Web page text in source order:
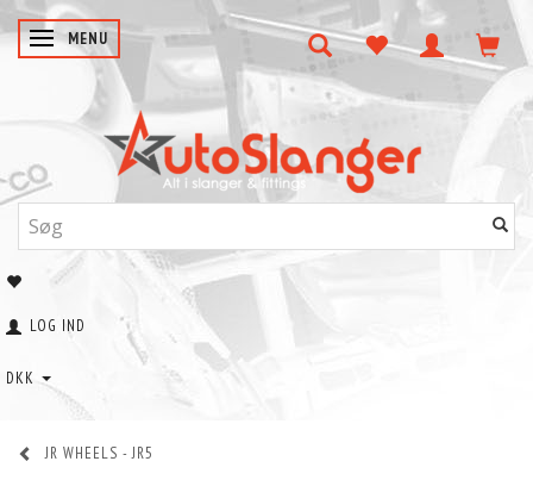
SKIFTE NAVIGATION
MENU
LOG IND
DKK
JR WHEELS - JR5